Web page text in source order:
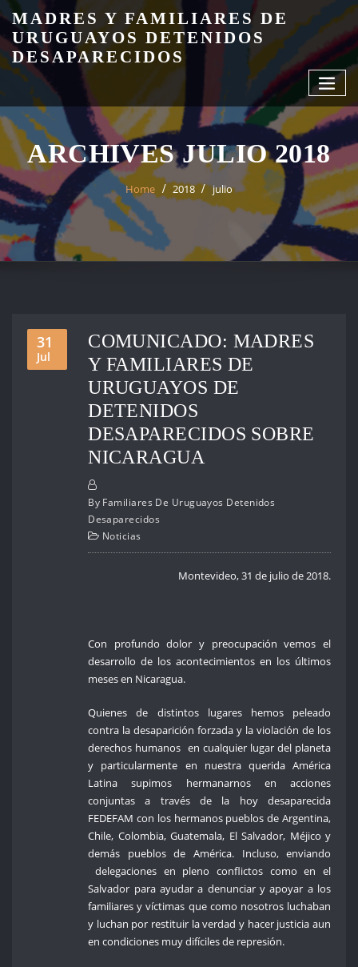
Skip
content
MADRES Y FAMILIARES DE
URUGUAYOS DETENIDOS
DESAPARECIDOS
ARCHIVES JULIO 2018
Home 2018 julio
31
Jul
COMUNICADO: MADRES
Y FAMILIARES DE
URUGUAYOS DE
DETENIDOS
DESAPARECIDOS SOBRE
NICARAGUA
By Familiares De Uruguayos Detenidos
Desaparecidos
Noticias
Montevideo, 31 de julio de 2018.
Con profundo dolor y preocupación vemos el
desarrollo de los acontecimientos en los últimos
meses en Nicaragua.
Quienes de distintos lugares hemos peleado
contra la desaparición forzada y la violación de los
derechos humanos en cualquier lugar del planeta
y particularmente en nuestra querida América
Latina supimos hermanarnos en acciones
conjuntas a través de la hoy desaparecida
FEDEFAM con los hermanos pueblos de Argentina,
Chile, Colombia, Guatemala, El Salvador, Méjico y
demás pueblos de América. Incluso, enviando
delegaciones en pleno conflictos como en el
Salvador para ayudar a denunciar y apoyar a los
familiares y víctimas que como nosotros luchaban
y luchan por restituir la verdad y hacer justicia aun
en condiciones muy difíciles de represión.